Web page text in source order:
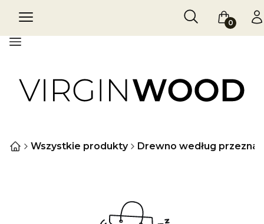
Menu Otwórz
Szukaj Koszyk
Menu
Wszystkie produkty Drewno według